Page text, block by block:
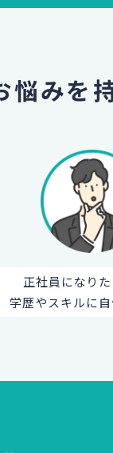
悩みを
正社員になりた
学歴やスキルに